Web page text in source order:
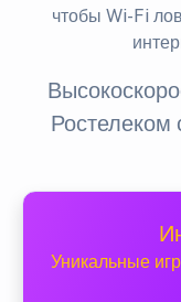
чтобы Wi-Fi
Уникальные